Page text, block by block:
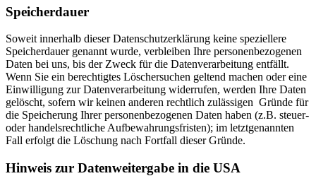
Speicherdauer
Soweit innerhalb dieser Datenschutzerklärung keine speziellere
Speicherdauer genannt wurde, verbleiben Ihre personenbezogenen
Daten bei uns, bis der Zweck für die Datenverarbeitung entfällt.
Wenn Sie ein berechtigtes Löschersuchen geltend machen oder eine
Einwilligung zur Datenverarbeitung widerrufen, werden Ihre Daten
gelöscht, sofern wir keinen anderen rechtlich zulässigen Gründe für
die Speicherung Ihrer personenbezogenen Daten haben (z.B. steuer-
oder handelsrechtliche Aufbewahrungsfristen); im letztgenannten
Fall erfolgt die Löschung nach Fortfall dieser Gründe.
Hinweis zur Datenweitergabe in die USA